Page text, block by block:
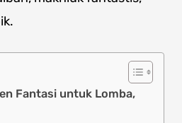
Fantasi untuk Lomba,